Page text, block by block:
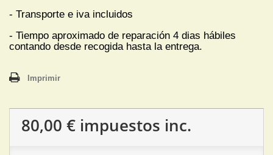
- Transporte e iva incluidos
- Tiempo aproximado de reparación 4 dias hábiles
contando desde recogida hasta la entrega.
Imprimir
80,00 € impuestos inc.